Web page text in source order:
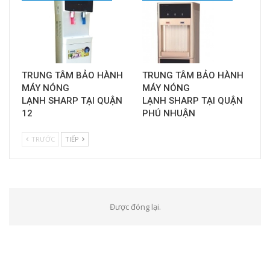
TRUNG TÂM BẢO HÀNH
MÁY NÓNG
LẠNH SHARP TẠI QUẬN
12
TRUNG TÂM BẢO HÀNH
MÁY NÓNG
LẠNH SHARP TẠI QUẬN
PHÚ NHUẬN
TRƯỚC TIẾP
Được đóng lại.